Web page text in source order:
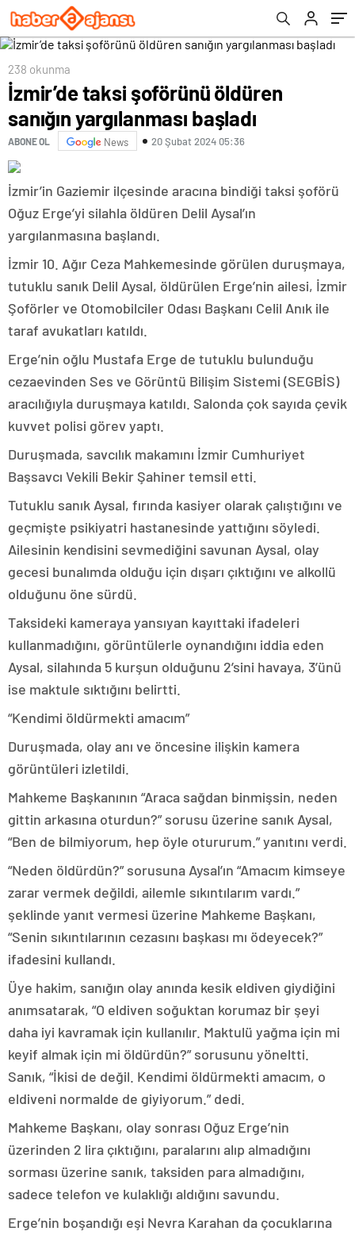
238 okunma
İzmir’de taksi şoförünü öldüren
sanığın yargılanması başladı
ABONE OL News 20 Şubat 2024 05:36
İzmir’in Gaziemir ilçesinde aracına bindiği taksi şoförü
Oğuz Erge’yi silahla öldüren Delil Aysal’ın
yargılanmasına başlandı.
İzmir 10. Ağır Ceza Mahkemesinde görülen duruşmaya,
tutuklu sanık Delil Aysal, öldürülen Erge’nin ailesi, İzmir
Şoförler ve Otomobilciler Odası Başkanı Celil Anık ile
taraf avukatları katıldı.
Erge’nin oğlu Mustafa Erge de tutuklu bulunduğu
cezaevinden Ses ve Görüntü Bilişim Sistemi (SEGBİS)
aracılığıyla duruşmaya katıldı. Salonda çok sayıda çevik
kuvvet polisi görev yaptı.
Duruşmada, savcılık makamını İzmir Cumhuriyet
Başsavcı Vekili Bekir Şahiner temsil etti.
Tutuklu sanık Aysal, fırında kasiyer olarak çalıştığını ve
geçmişte psikiyatri hastanesinde yattığını söyledi.
Ailesinin kendisini sevmediğini savunan Aysal, olay
gecesi bunalımda olduğu için dışarı çıktığını ve alkollü
olduğunu öne sürdü.
Taksideki kameraya yansıyan kayıttaki ifadeleri
kullanmadığını, görüntülerle oynandığını iddia eden
Aysal, silahında 5 kurşun olduğunu 2’sini havaya, 3’ünü
ise maktule sıktığını belirtti.
“Kendimi öldürmekti amacım”
Duruşmada, olay anı ve öncesine ilişkin kamera
görüntüleri izletildi.
Mahkeme Başkanının “Araca sağdan binmişsin, neden
gittin arkasına oturdun?” sorusu üzerine sanık Aysal,
“Ben de bilmiyorum, hep öyle otururum.” yanıtını verdi.
“Neden öldürdün?” sorusuna Aysal’ın “Amacım kimseye
zarar vermek değildi, ailemle sıkıntılarım vardı.”
şeklinde yanıt vermesi üzerine Mahkeme Başkanı,
“Senin sıkıntılarının cezasını başkası mı ödeyecek?”
ifadesini kullandı.
Üye hakim, sanığın olay anında kesik eldiven giydiğini
anımsatarak, “O eldiven soğuktan korumaz bir şeyi
daha iyi kavramak için kullanılır. Maktulü yağma için mi
keyif almak için mi öldürdün?” sorusunu yöneltti.
Sanık, “İkisi de değil. Kendimi öldürmekti amacım, o
eldiveni normalde de giyiyorum.” dedi.
Mahkeme Başkanı, olay sonrası Oğuz Erge’nin
üzerinden 2 lira çıktığını, paralarını alıp almadığını
sorması üzerine sanık, taksiden para almadığını,
sadece telefon ve kulaklığı aldığını savundu.
Erge’nin boşandığı eşi Nevra Karahan da çocuklarına